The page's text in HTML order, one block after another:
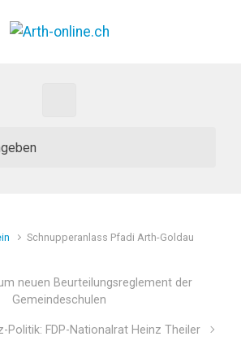
Schnupperanlass Pfadi Arth-Goldau
neuen Beurteilungsreglement der
Gemeindeschulen
Politik: FDP-Nationalrat Heinz Theiler